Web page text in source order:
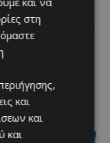
που οι
δεν γνωρίζουν καν
τους, υπάρχουν
όπου η ανθρωπιά...
στη
και
και
και